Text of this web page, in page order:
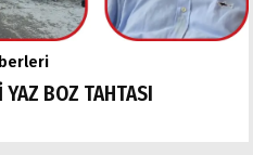
YAZ BOZ TAHTASI